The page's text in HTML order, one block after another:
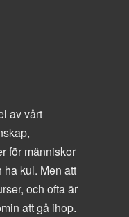
av vårt
för människor
ha kul. Men att
och ofta är
att gå ihop.